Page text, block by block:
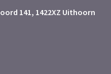
141, 1422XZ Uithoorn